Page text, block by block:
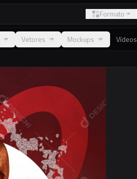
Formato
Vetores Mockups Vídeos